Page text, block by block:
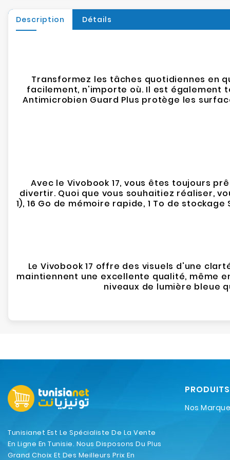
Description Détails
Transformez les tâches quotidiennes en
facilement, n'importe où. Il est également
Antimicrobien Guard Plus protège les
Avec le Vivobook 17, vous êtes toujours
divertir. Quoi que vous souhaitiez réaliser,
1), 16 Go de mémoire rapide, 1 To de
Le Vivobook 17 offre des visuels d'une
maintiennent une excellente qualité, même
niveaux de lumière bleue
Tunisianet Est Le Spécialiste De La Vente
En Ligne En Tunisie. Nous Disposons Du Plus
Grand Choix Et Des Meilleurs Prix En
PRODUITS
Nos